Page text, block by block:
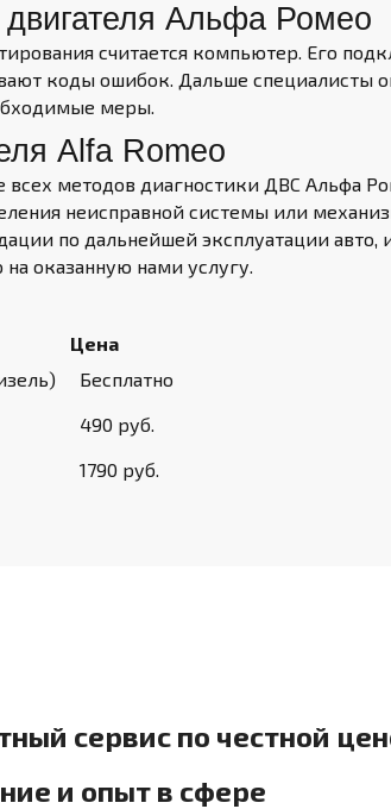
Альфа Ромео
считается компьютер. Его
коды ошибок. Дальше специалисты
меры.
Alfa Romeo
всех методов диагностики ДВС Альфа
неисправной системы или
по дальнейшей эксплуатации
оказанную нами услугу.
Цена
Бесплатно
490 руб.
1790 руб.
сервис по честной
и опыт в сфере